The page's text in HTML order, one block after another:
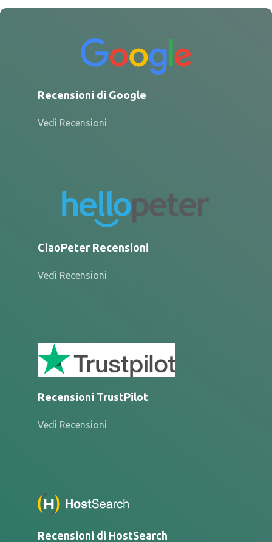
Recensioni di Google
Vedi Recensioni
CiaoPeter Recensioni
Vedi Recensioni
Recensioni TrustPilot
Vedi Recensioni
Recensioni di HostSearch